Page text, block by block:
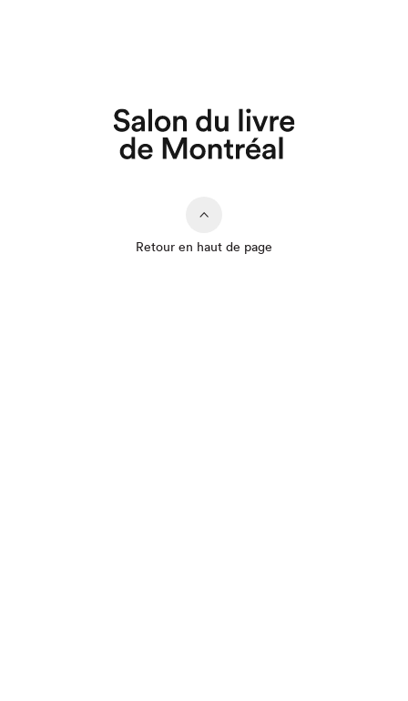
Retour en haut de page